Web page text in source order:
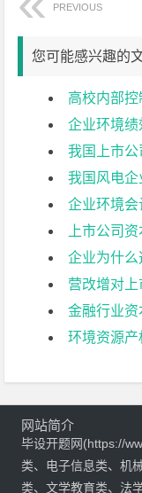
PREVIOUS
您可能感兴趣的
高校内部
企业环境绩效
我国上市公
我国风电企业的
企业环境会计
上市公司资本结
企业为什
营改增对上市公
金融行业
环境资源产权
网站简介
毕设开题网(https://
类、电子信息类、机
类、文学教育类、法